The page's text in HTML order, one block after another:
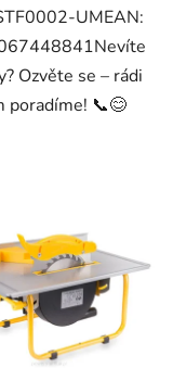
UMEAN:
Ozvěte se – rádi
poradíme! 📞😊